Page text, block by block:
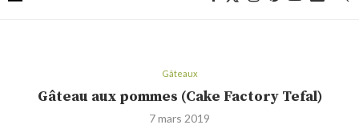
Gâteaux
Gâteau aux pommes (Cake Factory Tefal)
7 mars 2019